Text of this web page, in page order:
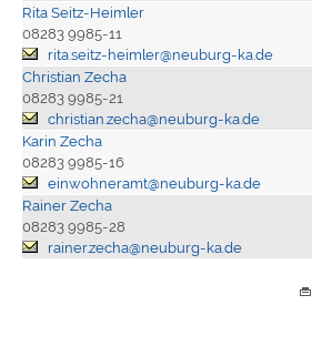
Rita Seitz-Heimler
08283 9985-11
rita.seitz-heimler@neuburg-ka.de
Christian Zecha
08283 9985-21
christian.zecha@neuburg-ka.de
Karin Zecha
08283 9985-16
einwohneramt@neuburg-ka.de
Rainer Zecha
08283 9985-28
rainer.zecha@neuburg-ka.de